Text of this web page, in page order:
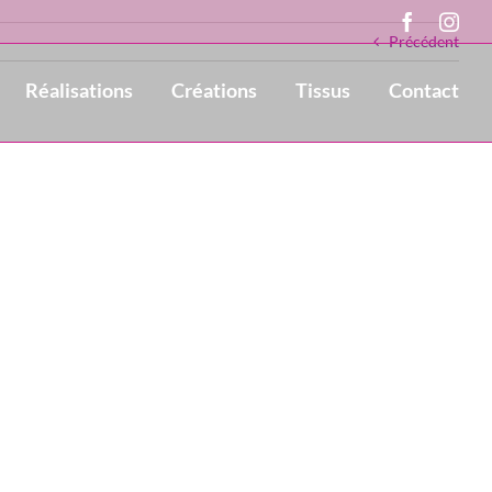
Facebook
Réalisations Créations Tissus Contact
Précédent